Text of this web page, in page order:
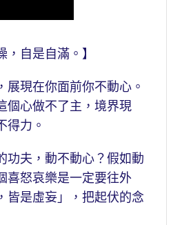
自是自滿。】
現在你面前你不動心。
個心做不了主，境界現
得力。
夫，動不動心？假如動
喜怒哀樂是一定要往外
皆是虛妄」，把起伏的念